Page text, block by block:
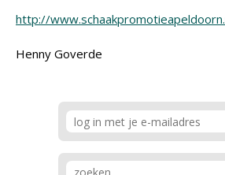
http://
Henny Goverde